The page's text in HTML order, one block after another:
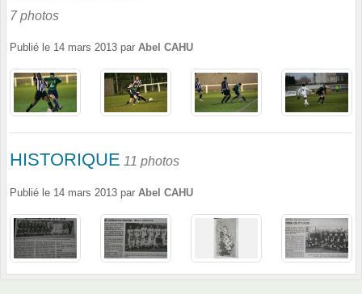
7 photos
Publié le 14 mars 2013 par Abel CAHU
HISTORIQUE 11 photos
Publié le 14 mars 2013 par Abel CAHU